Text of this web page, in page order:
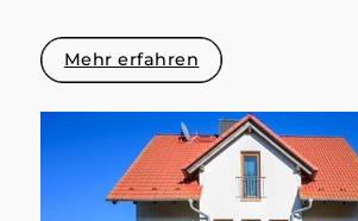
Mehr erfahren